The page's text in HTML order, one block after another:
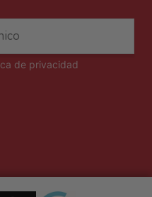
de privacidad